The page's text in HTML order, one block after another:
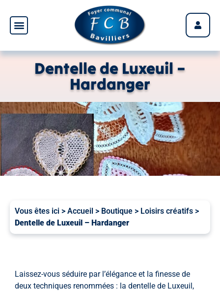
Dentelle de Luxeuil –
Hardanger
Vous êtes ici > Accueil > Boutique > Loisirs créatifs >
Dentelle de Luxeuil – Hardanger
Laissez-vous séduire par l’élégance et la finesse de
deux techniques renommées : la dentelle de Luxeuil,
Panneau de gestion des cookies